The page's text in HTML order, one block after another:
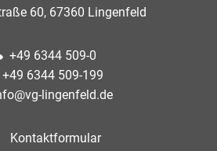
60, 67360 Lingenfeld
+49 6344 509-0
+49 6344 509-199
lingenfeld.de
Kontaktformular